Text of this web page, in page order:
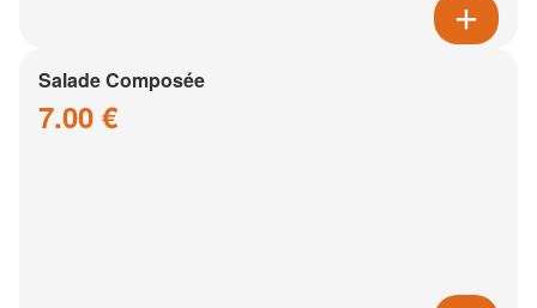
Salade Composée
7.00 €